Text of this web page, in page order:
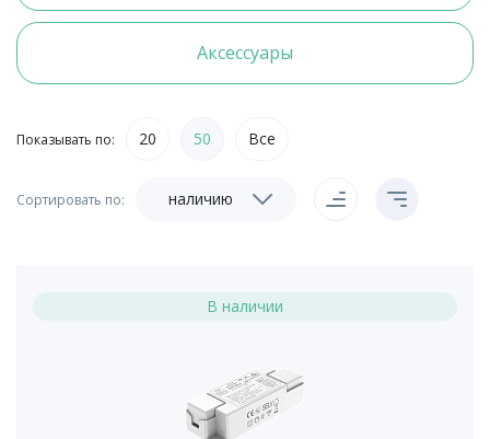
Аксессуары
Показывать по: 20 50 Все
Сортировать по: наличию
В наличии